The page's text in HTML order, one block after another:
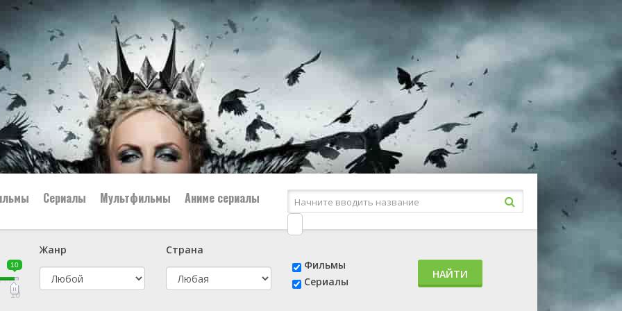
👨‍✈️ Военный
🕵️‍♂️ Детектив
Сериалы Мультфильмы Аниме сериалы
10
10
Жанр
Страна
Фильмы
Сериалы
НАЙТИ